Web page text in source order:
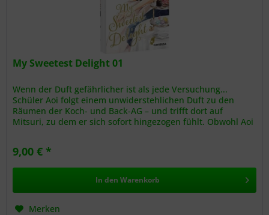
My Sweetest Delight 01
Wenn der Duft gefährlicher ist als jede Versuchung...
Schüler Aoi folgt einem unwiderstehlichen Duft zu den
Räumen der Koch- und Back-AG – und trifft dort auf
Mitsuri, zu dem er sich sofort hingezogen fühlt. Obwohl Aoi
9,00 € *
In den Warenkorb
Merken